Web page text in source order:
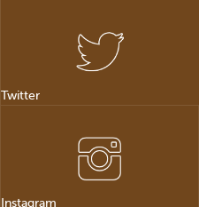
Twitter
Instagram